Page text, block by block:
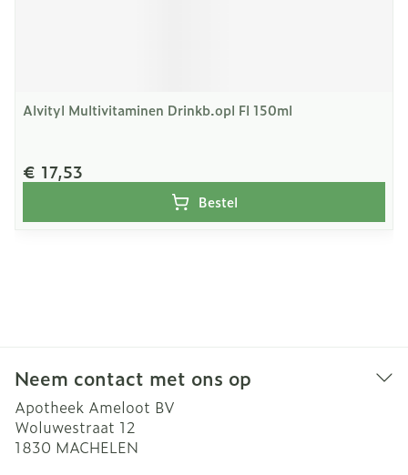
Alvityl Multivitaminen Drinkb.opl Fl 150ml
€ 17,53
Bestel
Neem contact met ons op
Apotheek Ameloot BV
Woluwestraat 12
1830 MACHELEN